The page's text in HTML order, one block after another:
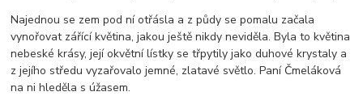
Najednou se zem pod ní otřásla a z půdy se pomalu začala
vynořovat zářící květina, jakou ještě nikdy neviděla. Byla to květina
nebeské krásy, její okvětní lístky se třpytily jako duhové krystaly a
z jejího středu vyzařovalo jemné, zlatavé světlo. Paní Čmeláková
na ni hleděla s úžasem.